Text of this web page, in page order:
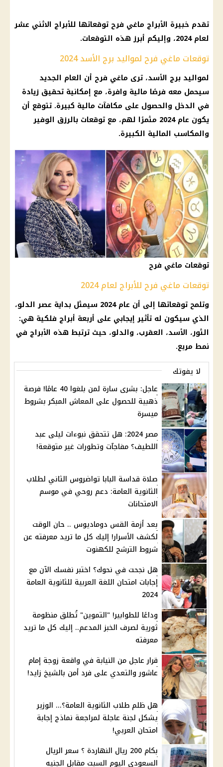
تقدم خبيرة الأبراج ماغي فرح توقعاتها للأبراج الاثني عشر
لعام 2024، وإليكم أبرز هذه التوقعات.
توقعات ماغي فرح لمواليد برج الأسد 2024
لمواليد برج الأسد، ترى ماغي فرح أن العام الجديد
سيحمل معه فرصًا مالية وافرة، مع إمكانية تحقيق زيادة
في الدخل والحصول على مكافآت مالية كبيرة. تتوقع أن
يكون عام 2024 مثمرًا لهم، مع توقعات بالرزق الوفير
والمكاسب المالية الكبيرة.
توقعات ماغي فرح
توقعات ماغي فرح للأبراج لعام 2024
وتلمح توقعاتها إلى أن عام 2024 سيمثل بداية عصر الدلو،
الذي سيكون له تأثير إيجابي على أربعة أبراج فلكية هي:
الثور، الأسد، العقرب، والدلو، حيث ترتبط هذه الأبراج في
نمط مربع.
لا يفوتك
عاجل: بشرى سارة لمن بلغوا 40 عامًا! فرصة
ذهبية للحصول على المعاش المبكر بشروط
ميسرة
مصر 2024: هل تتحقق نبوءات ليلى عبد
اللطيف؟ مفاجآت وتطورات غير متوقعة!
صلاة قداسة البابا تواضروس الثاني لطلاب
الثانوية العامة: دعم روحي في موسم
الامتحانات
بعد أزمة القس دوماديوس .. حان الوقت
لكشف الأسرار! إليك كل ما تريد معرفته عن
شروط الترشح للكهنوت
هل نجحت في نحوك؟ اختبر نفسك الآن مع
إجابات امتحان اللغة العربية للثانوية العامة
2024
وداعًا للطوابير! "التموين" تُطلق منظومة
ثورية لصرف الخبز المدعم.. إليك كل ما تريد
معرفته
قرار عاجل من النيابة في واقعة زوجة إمام
عاشور والتعدي على فرد أمن بالشيخ زايد!
هل ظلم طلاب الثانوية العامة؟... الوزير
يشكل لجنة عاجلة لمراجعة نماذج إجابة
امتحان العربي!
بكام 200 ريال النهاردة ؟ سعر الريال
السعودي اليوم السبت مقابل الجنيه